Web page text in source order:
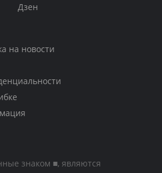
Дзен
на новости
знаком ■, являются